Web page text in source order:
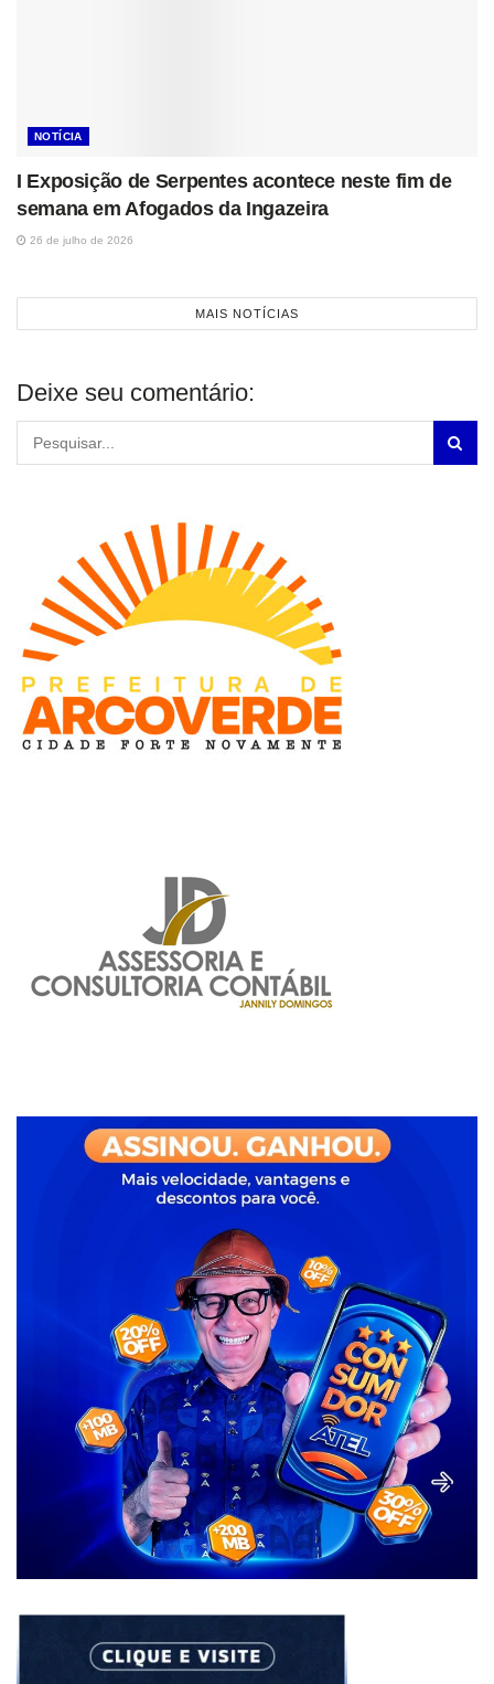
NOTÍCIA
I Exposição de Serpentes acontece neste fim de
semana em Afogados da Ingazeira
26 de julho de 2026
MAIS NOTÍCIAS
Deixe seu comentário: